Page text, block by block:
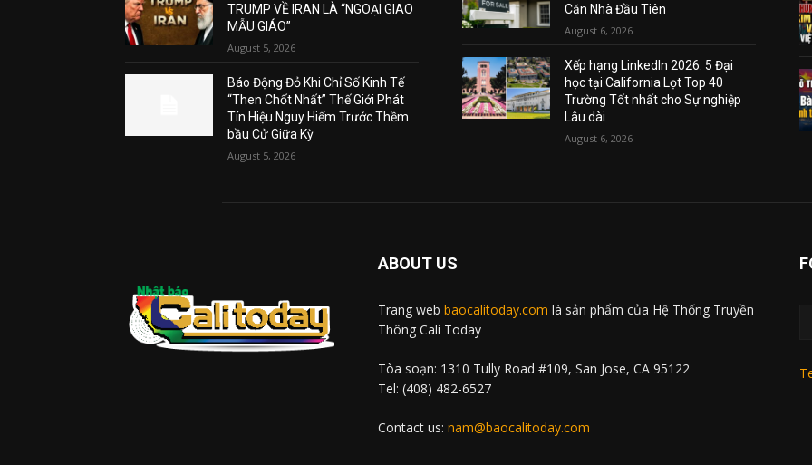
TRUMP VỀ IRAN LÀ “NGOẠI GIAO
MẪU GIÁO”
August 5, 2026
Báo Động Đỏ Khi Chỉ Số Kinh Tế
“Then Chốt Nhất” Thế Giới Phát
Tín Hiệu Nguy Hiểm Trước Thềm
bầu Cử Giữa Kỳ
August 5, 2026
Căn Nhà Đầu Tiên
August 6, 2026
Xếp hạng LinkedIn 2026: 5 Đại
học tại California Lọt Top 40
Trường Tốt nhất cho Sự nghiệp
Lâu dài
August 6, 2026
ABOUT US
Trang web baocalitoday.com là sản phẩm của Hệ Thống Truyền
Thông Cali Today
Tòa soạn: 1310 Tully Road #109, San Jose, CA 95122
Tel: (408) 482-6527
Contact us: nam@baocalitoday.com